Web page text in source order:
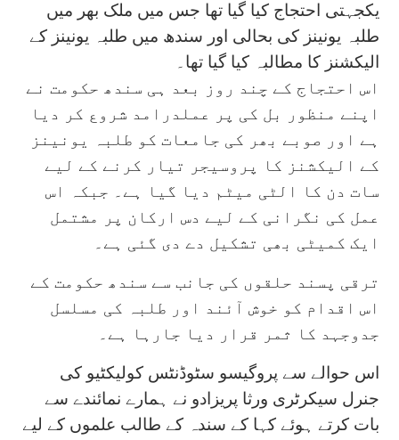
یکجہتی احتجاج کیا گیا تھا جس میں ملک بھر میں
طلبہ یونینز کی بحالی اور سندھ میں طلبہ یونینز کے
الیکشنز کا مطالبہ کیا گیا تھا۔
اس احتجاج کے چند روز بعد ہی سندھ حکومت نے
اپنے منظور بل کی پر عملدرامد شروع کر دیا
ہے اور صوبے بھر کی جامعات کو طلبہ یونینز
کے الیکشنز کا پروسیجر تیار کرنے کے لیے
سات دن کا الٹی میٹم دیا گیا ہے۔ جبکہ اس
عمل کی نگرانی کے لیے دس ارکان پر مشتمل
ایک کمیٹی بھی تشکیل دے دی گئی ہے۔
ترقی پسند حلقوں کی جانب سے سندھ حکومت کے
اس اقدام کو خوش آئند اور طلبہ کی مسلسل
جدوجہد کا ثمر قرار دیا جارہا ہے۔
اس حوالے سے پروگیسو سٹوڈنٹس کولیکٹیو کی
جنرل سیکرٹری ورثا پریزادو نے ہمارے نمائندے سے
بات کرتے ہوئے کہا کے سندہ کے طالب علموں کے لیے